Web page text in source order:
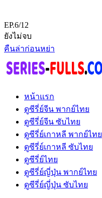
EP.6/12
ยังไม่จบ
คืนล่าก่อนหย่า
หน้าแรก
ดูซีรี่ย์จีน พากย์ไทย
ดูซีรี่ย์จีน ซับไทย
ดูซีรี่ย์เกาหลี พากย์ไทย
ดูซีรี่ย์เกาหลี ซับไทย
ดูซีรี่ย์ไทย
ดูซีรี่ย์ญี่ปุ่น พากย์ไทย
ดูซีรี่ย์ญี่ปุ่น ซับไทย